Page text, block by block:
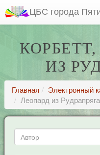
ЦБС города
ИЗ
Главная
Электронный
Леопард из Рудрапряга